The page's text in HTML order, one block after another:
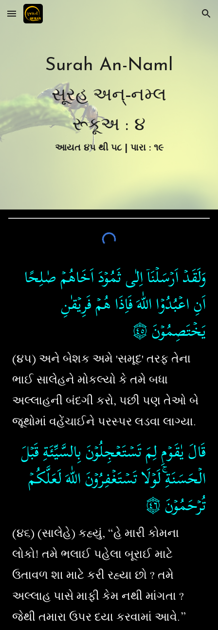
Skip to main content Skip to navigation
Surah An-Naml
સૂરહ અન્-નમ્લ
રૂકૂઅ : ૪
આયત ૪૫થી ૫૮| પારા : ૧૯
وَلَقَدۡ اَرۡسَلۡنَاۤ اِلٰى ثَمُوۡدَ اَخَاهُمۡ صٰلِحًا
اَنِ اعۡبُدُوۡا اللّٰهَ فَاِذَا هُمۡ فَرِيۡقٰنِ
يَخۡتَصِمُوۡنَ۝٤٥
(૪૫) અને બેશક અમે 'સમૂદ' તરફ તેના
ભાઈ સાલેહને મોકલ્યો કે તમે બધા
અલ્લાહની બંદગી કરો, પછી પણ તેઓ બે
જૂથોમાં વહેંચાઈને પરસ્પર લડવા લાગ્યા.
قَالَ يٰقَوۡمِ لِمَ تَسۡتَعۡجِلُوۡنَ بِالسَّيِّئَةِ قَبۡلَ
الۡحَسَنَةِ​​ۚ لَوۡلَا تَسۡتَغۡفِرُوۡنَ اللّٰهَ لَعَلَّكُمۡ
تُرۡحَمُوۡنَ‏۝٤٦
(૪૬) (સાલેહે) કહ્યું, “હે મારી કોમના
લોકો! તમે ભલાઈ પહેલા બૂરાઈ માટે
ઉતાવળ શા માટે કરી રહ્યા છો ? તમે
અલ્લાહ પાસે માફી કેમ નથી માંગતા ?
જેથી તમારા ઉપર દયા કરવામાં આવે.”